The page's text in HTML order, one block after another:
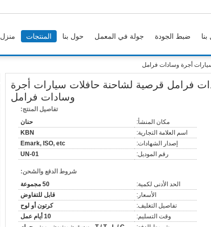
منزل المنتجات حول بنا جولة في المعمل ضبط الجودة
أجرة وسادات فرامل
فرامل قرصية لشاحنة حافلات سيارات أجرة
وسادات فرامل
تفاصيل المنتج:
مكان المنشأ:
حنان
اسم العلامة التجارية:
KBN
إصدار الشهادات:
Emark, ISO, etc
رقم الموديل:
UN-01
شروط الدفع والشحن:
الحد الأدنى لكمية:
50 مجموعة
الأسعار:
قابل للتفاوض
تفاصيل التغليف:
كرتون أو لوح
وقت التسليم:
10 أيام عمل